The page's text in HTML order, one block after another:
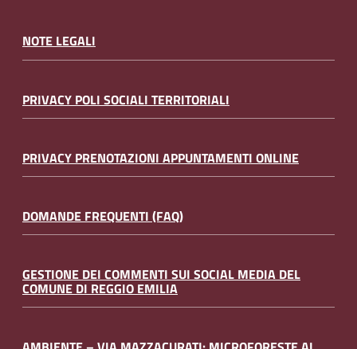
NOTE LEGALI
PRIVACY POLI SOCIALI TERRITORIALI
PRIVACY PRENOTAZIONI APPUNTAMENTI ONLINE
DOMANDE FREQUENTI (FAQ)
GESTIONE DEI COMMENTI SUI SOCIAL MEDIA DEL
COMUNE DI REGGIO EMILIA